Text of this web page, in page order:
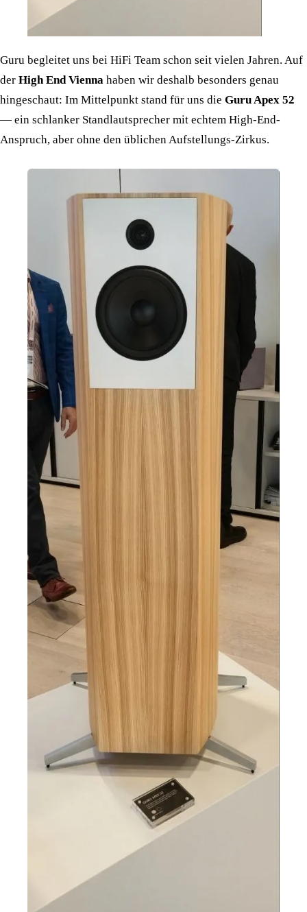
Guru begleitet uns bei HiFi Team schon seit vielen Jahren. Auf
der High End Vienna haben wir deshalb besonders genau
hingeschaut: Im Mittelpunkt stand für uns die Guru Apex 52
— ein schlanker Standlautsprecher mit echtem High-End-
Anspruch, aber ohne den üblichen Aufstellungs-Zirkus.